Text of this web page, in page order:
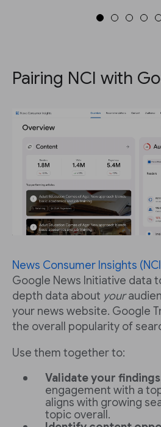
Pairing NCI with
News Consumer Insights
Google News Initiative data
depth data about your
your news website. Google
the overall popularity of
Use them together to:
Validate your
engagement with a
aligns with growing
topic overall.